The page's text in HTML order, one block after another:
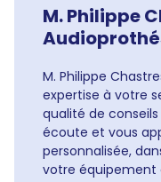
M. Philippe
M. Philippe
expertise à votre
qualité de
écoute et vous
personnalisée,
votre équipement